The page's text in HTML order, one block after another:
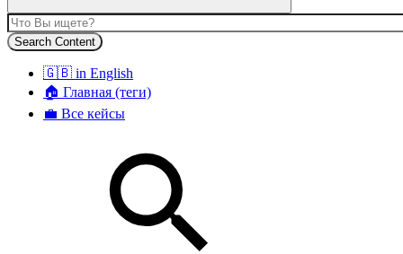
Search Content
🇬🇧 in English
🏠 Главная (теги)
💼 Все кейсы